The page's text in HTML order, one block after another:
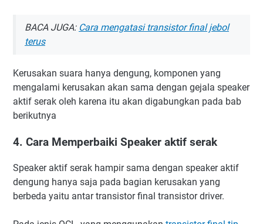
BACA JUGA: Cara mengatasi transistor final jebol
terus
Kerusakan suara hanya dengung, komponen yang
mengalami kerusakan akan sama dengan gejala speaker
aktif serak oleh karena itu akan digabungkan pada bab
berikutnya
4. Cara Memperbaiki Speaker aktif serak
Speaker aktif serak hampir sama dengan speaker aktif
dengung hanya saja pada bagian kerusakan yang
berbeda yaitu antar transistor final transistor driver.